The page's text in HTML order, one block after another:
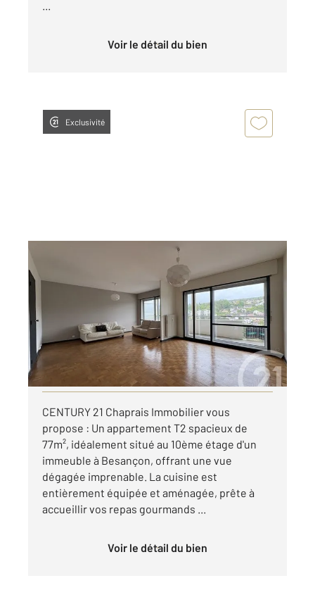
...
Voir le détail du bien
Exclusivité
Ref : 40165
Appartement F3 à louer
850 €
par mois charges comprises
Visiter le site dédié
CENTURY 21 Chaprais Immobilier vous
propose : Un appartement T2 spacieux de
77m², idéalement situé au 10ème étage d'un
immeuble à Besançon, offrant une vue
dégagée imprenable. La cuisine est
entièrement équipée et aménagée, prête à
accueillir vos repas gourmands ...
Voir le détail du bien